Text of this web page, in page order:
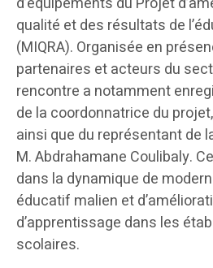
qualité et des résultats de
(MIQRA). Organisée en
partenaires et acteurs du
rencontre a notamment
de la coordonnatrice du
ainsi que du représentant de
M. Abdrahamane Coulibaly.
dans la dynamique de
éducatif malien et
d’apprentissage dans les
scolaires.